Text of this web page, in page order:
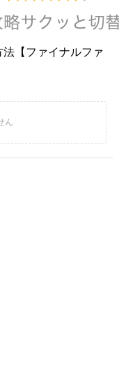
法【ファイナルファ